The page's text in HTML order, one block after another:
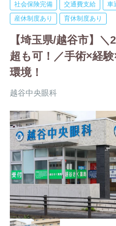
社会保険完備
交通費支給 車
産休制度あり
育休制度あり
【埼玉県/越谷市】
超も可！／手術×経
環境！
越谷中央眼科